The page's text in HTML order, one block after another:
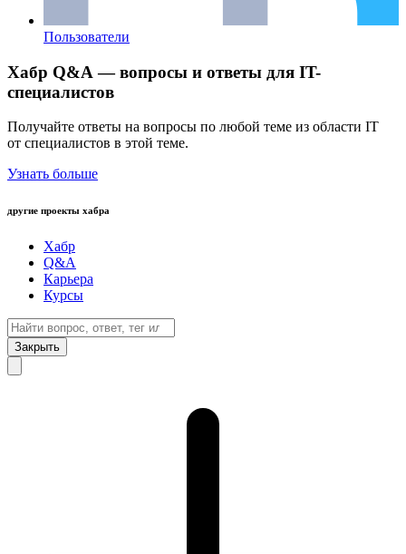
Пользователи
Хабр Q&A — вопросы и ответы для IT-
специалистов
Получайте ответы на вопросы по любой теме из области IT
от специалистов в этой теме.
Узнать больше
другие проекты хабра
Хабр
Q&A
Карьера
Курсы
Закрыть